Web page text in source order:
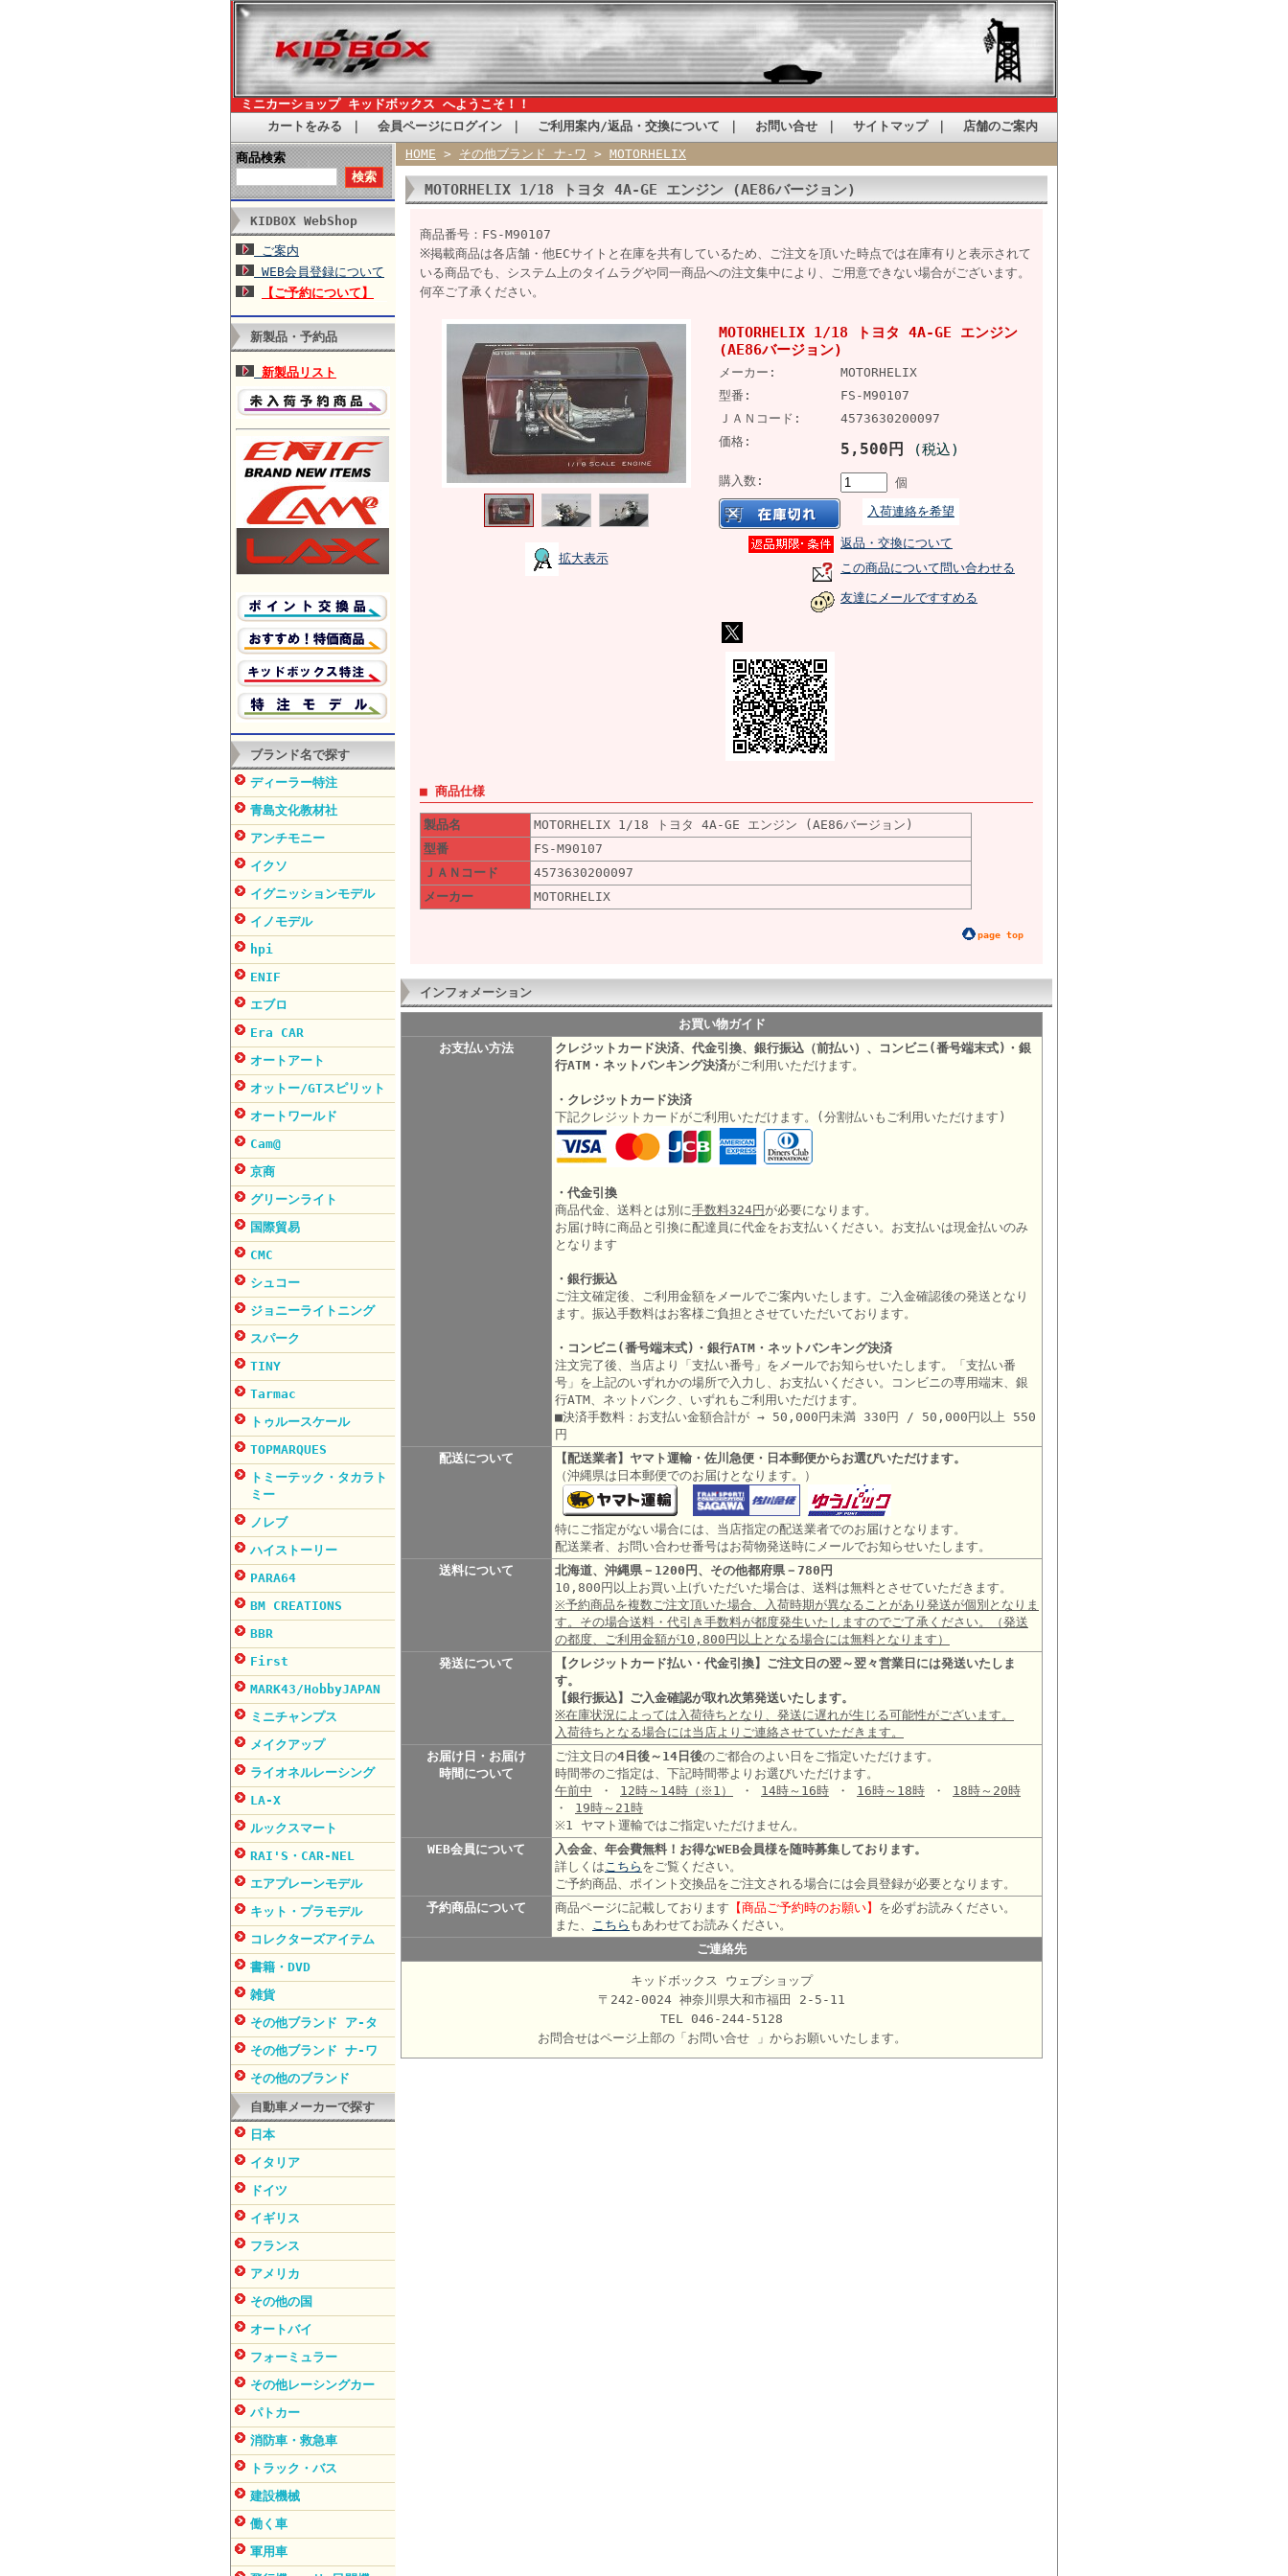
ミニカーショップ キッドボックス へようこそ！！
カートをみる
会員ページにログイン ご利用案内/返品・交換について お問い合せ サイトマップ｜ 店舗のご案内
商品検索
KIDBOX WebShop
ご案内
WEB会員登録について
【ご予約について】
新製品・予約品
新製品リスト
ブランド名で探す
ディーラー特注
青島文化教材社
アンチモニー
イクソ
イグニッションモデル
イノモデル
hpi
ENIF
エブロ
Era CAR
オートアート
オットー/GTスピリット
オートワールド
Cam@
京商
グリーンライト
国際貿易
CMC
シュコー
ジョニーライトニング
スパーク
TINY
Tarmac
トゥルースケール
TOPMARQUES
トミーテック・タカラト
ミー
ノレブ
ハイストーリー
PARA64
BM CREATIONS
BBR
First
MARK43/HobbyJAPAN
ミニチャンプス
メイクアップ
ライオネルレーシング
LA-X
ルックスマート
RAI'S・CAR-NEL
エアプレーンモデル
キット・プラモデル
コレクターズアイテム
書籍・DVD
雑貨
その他ブランド ア-タ
その他ブランド ナ-ワ
その他のブランド
自動車メーカーで探す
日本
イタリア
ドイツ
イギリス
フランス
アメリカ
その他の国
オートバイ
フォーミュラー
その他レーシングカー
パトカー
消防車・救急車
トラック・バス
建設機械
働く車
軍用車
HOME > その他ブランド ナ-ワ > MOTORHELIX
MOTORHELIX 1/18 トヨタ 4A-GE エンジン (AE86バージョン)
商品番号：FS-M90107
※掲載商品は各店舗・他ECサイトと在庫を共有しているため、ご注文を頂いた時点では在庫有りと表示されて
いる商品でも、システム上のタイムラグや同一商品への注文集中により、ご用意できない場合がございます。
何卒ご了承ください。
拡大表示
MOTORHELIX 1/18 トヨタ 4A-GE エンジン
(AE86バージョン)
メーカー:
MOTORHELIX
型番:
FS-M90107
ＪＡＮコード:
4573630200097
価格:
5,500円 (税込)
購入数:
個
入荷連絡を希望
返品・交換について
この商品について問い合わせる
友達にメールですすめる
■ 商品仕様
製品名
MOTORHELIX 1/18 トヨタ 4A-GE エンジン (AE86バージョン)
型番
FS-M90107
ＪＡＮコード
4573630200097
メーカー
MOTORHELIX
page top
インフォメーション
お買い物ガイド
お支払い方法
クレジットカード決済、代金引換、銀行振込（前払い）、コンビニ(番号端末式)・銀
行ATM・ネットバンキング決済がご利用いただけます。
・クレジットカード決済
下記クレジットカードがご利用いただけます。(分割払いもご利用いただけます)
・代金引換
商品代金、送料とは別に手数料324円 が必要になります。
お届け時に商品と引換に配達員に代金をお支払いください。お支払いは現金払いのみ
となります
・銀行振込
ご注文確定後、ご利用金額をメールでご案内いたします。ご入金確認後の発送となり
ます。振込手数料はお客様ご負担とさせていただいております。
・コンビニ(番号端末式)・銀行ATM・ネットバンキング決済
注文完了後、当店より「支払い番号」をメールでお知らせいたします。「支払い番
号」を上記のいずれかの場所で入力し、お支払いください。コンビニの専用端末、銀
行ATM、ネットバンク、いずれもご利用いただけます。
■決済手数料：お支払い金額合計が → 50,000円未満 330円 / 50,000円以上 550
円
配送について
【配送業者】ヤマト運輸・佐川急便・日本郵便からお選びいただけます。
（沖縄県は日本郵便でのお届けとなります。）
特にご指定がない場合には、当店指定の配送業者でのお届けとなります。
配送業者、お問い合わせ番号はお荷物発送時にメールでお知らせいたします。
送料について
北海道、沖縄県－1200円、その他都府県－780円
10,800円以上お買い上げいただいた場合は、送料は無料とさせていただきます。
※予約商品を複数ご注文頂いた場合、入荷時期が異なることがあり発送が個別となりま
す。その場合送料・代引き手数料が都度発生いたしますのでご了承ください。（発送
の都度、ご利用金額が10,800円以上となる場合には無料となります）
発送について
【クレジットカード払い・代金引換】ご注文日の翌～翌々営業日には発送いたしま
す。
【銀行振込】ご入金確認が取れ次第発送いたします。
※在庫状況によっては入荷待ちとなり、発送に遅れが生じる可能性がございます。
入荷待ちとなる場合には当店よりご連絡させていただきます。
お届け日・お届け
時間について
ご注文日の4日後～14日後のご都合のよい日をご指定いただけます。
時間帯のご指定は、下記時間帯よりお選びいただけます。
午前中 ・ 12時～14時 （※1） ・ 14時～16時 ・ 16時～18時 ・ 18時～20時
・ 19時～21時
※1 ヤマト運輸ではご指定いただけません。
WEB会員について
入会金、年会費無料！お得なWEB会員様を随時募集しております。
詳しくはこちら をご覧ください。
ご予約商品、ポイント交換品をご注文される場合には会員登録が必要となります。
予約商品について
商品ページに記載しております 【商品ご予約時のお願い】 を必ずお読みください。
また、 こちら もあわせてお読みください。
ご連絡先
キッドボックス ウェブショップ
〒242-0024 神奈川県大和市福田 2-5-11
TEL 046-244-5128
お問合せはページ上部の「お問い合せ 」からお願いいたします。